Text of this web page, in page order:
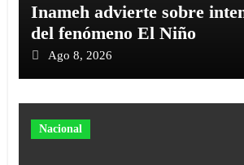
Inameh advierte sobre
del fenómeno El Niño
Ago 8, 2026
Nacional